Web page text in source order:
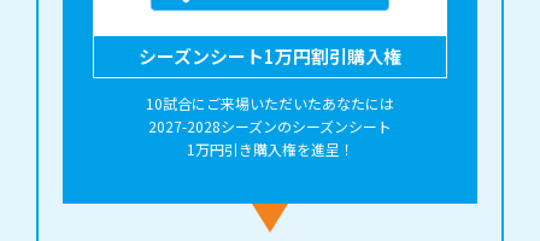
シーズンシート1万円割引購入権
10試合にご来場いただいたあなたには
2027-2028シーズンのシーズンシート
1万円引き購入権を進呈！